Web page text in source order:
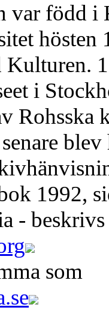
var född i
hösten
Kulturen.
i
Rohsska
1992,
- beskrivs
som